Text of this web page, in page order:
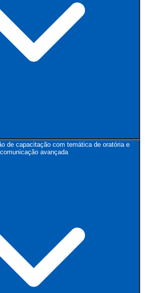
de capacitação com temática de oratória e
comunicação avançada